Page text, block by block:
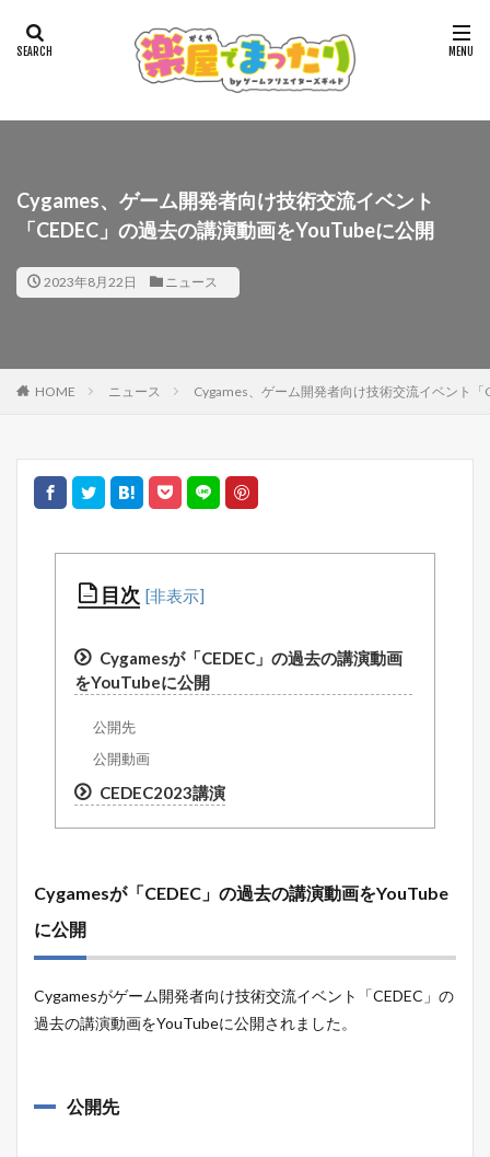
Cygames、ゲーム開発者向け技術交流イベント
「CEDEC」の過去の講演動画をYouTubeに公開
2023年8月22日 ニュース
HOME ニュース Cygames、ゲーム開発者向け技術交流イベント
目次
Cygamesが「CEDEC」の過去の講演動画
をYouTubeに公開
公開先
公開動画
CEDEC2023講演
Cygamesが「CEDEC」の過去の講演動画をYouTube
に公開
Cygamesがゲーム開発者向け技術交流イベント「CEDEC」の
過去の講演動画をYouTubeに公開されました。
公開先